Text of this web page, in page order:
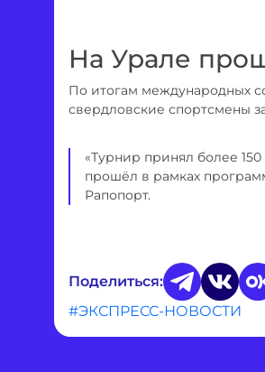
На Урале
По итогам международных
свердловские спортсмены
«Турнир принял более
прошёл в рамках
Рапопорт.
Поделиться:
#ЭКСПРЕСС-НОВОСТИ